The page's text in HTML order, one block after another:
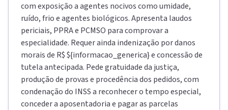
com exposição a agentes nocivos como umidade,
ruído, frio e agentes biológicos. Apresenta laudos
periciais, PPRA e PCMSO para comprovar a
especialidade. Requer ainda indenização por danos
morais de R$ ${informacao_generica} e concessão de
tutela antecipada. Pede gratuidade da justiça,
produção de provas e procedência dos pedidos, com
condenação do INSS a reconhecer o tempo especial,
conceder a aposentadoria e pagar as parcelas